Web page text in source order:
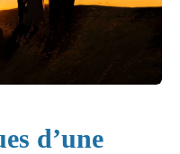
d’une